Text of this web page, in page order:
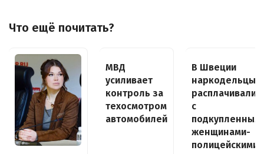
Что ещё почитать?
МВД
усиливает
контроль за
техосмотром
автомобилей
В Швеции
наркодельцы
с
женщинами-
полицейскими